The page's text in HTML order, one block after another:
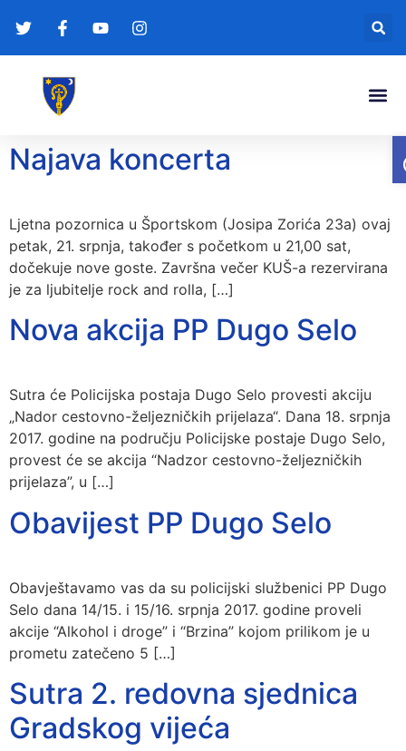
Najava koncerta
Ljetna pozornica u Športskom (Josipa Zorića 23a) ovaj
petak, 21. srpnja, također s početkom u 21,00 sat,
dočekuje nove goste. Završna večer KUŠ-a rezervirana
je za ljubitelje rock and rolla, […]
Nova akcija PP Dugo Selo
Sutra će Policijska postaja Dugo Selo provesti akciju
„Nador cestovno-željezničkih prijelaza“. Dana 18. srpnja
2017. godine na području Policijske postaje Dugo Selo,
provest će se akcija “Nadzor cestovno-željezničkih
prijelaza”, u […]
Obavijest PP Dugo Selo
Obavještavamo vas da su policijski službenici PP Dugo
Selo dana 14/15. i 15/16. srpnja 2017. godine proveli
akcije “Alkohol i droge” i “Brzina” kojom prilikom je u
prometu zatečeno 5 […]
Sutra 2. redovna sjednica
Gradskog vijeća